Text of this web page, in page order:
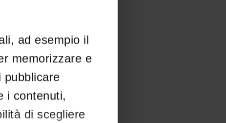
ad esempio il
memorizzare e
pubblicare
i contenuti,
di scegliere